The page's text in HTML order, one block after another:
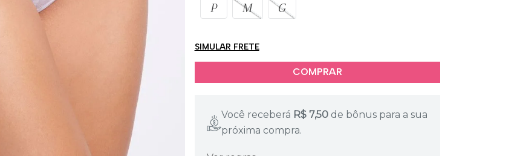
P M G
SIMULAR FRETE
Você receberá R$ 7,50 de bônus para a sua
próxima compra.